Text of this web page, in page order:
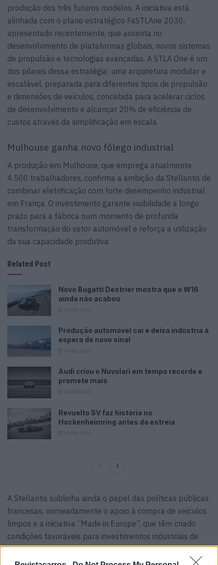
produção dos três futuros modelos. A iniciativa está
alinhada com o plano estratégico FaSTLAne 2030,
apresentado recentemente, que assenta no
desenvolvimento de plataformas globais, novos sistemas
de propulsão e tecnologias avançadas. A STLA One é um
dos pilares dessa estratégia: uma arquitetura modular e
escalável, preparada para diferentes tipos de propulsão
e dimensões de veículos, concebida para acelerar ciclos
de desenvolvimento e alcançar 20% de eficiência de
custos através da simplificação em escala.
Mulhouse ganha novo fôlego industrial
A produção em Mulhouse, que emprega atualmente
4.500 trabalhadores, confirma a ambição da Stellantis de
combinar eletrificação com forte desempenho industrial
em França. O investimento garante visibilidade a longo
prazo para a fábrica num momento de profunda
transformação do setor automóvel e reforça a utilização
da sua capacidade produtiva.
Related Post
Novo Bugatti Destrier mostra que o W16
ainda não acabou
Produção automóvel cai e deixa indústria à
espera de novo sinal
Audi criou o Nuvolari em tempo recorde e
promete mais
Revuelto SV faz história no
Hockenheimring antes da estreia
A Stellantis sublinha ainda o papel das políticas públicas
francesas, nomeadamente o apoio à compra de veículos
limpos e a iniciativa “Made in Europe”, que têm criado
condições favoráveis para investimentos industriais de
grande escala.